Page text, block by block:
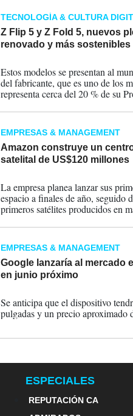
TECNOLOGÍA & CULTURA
Z Flip 5 y Z Fold 5, nuevos
renovado y más sostenibles
Estos modelos se presentan al
del fabricante, que es uno de los
representa cerca del 20 % de su
EMPRESAS & MANAGEMENT
Amazon construye un
satelital de US$120 millones
La empresa planea lanzar sus
espacio a finales de año, seguido
primeros satélites producidos en
EMPRESAS & MANAGEMENT
Google lanzaría al mercado
en junio próximo
Se anticipa que el dispositivo
pulgadas y un precio aproximado
ESPECIALES
REPUTACIÓN CA